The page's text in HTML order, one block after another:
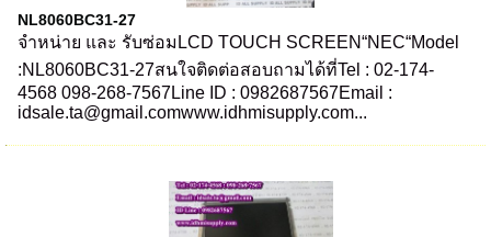
NL8060BC31-27
จำหน่าย และ รับซ่อมLCD TOUCH SCREEN“NEC“Model
:NL8060BC31-27สนใจติดต่อสอบถามได้ที่Tel : 02-174-
4568 098-268-7567Line ID : 0982687567Email :
idsale.ta@gmail.comwww.idhmisupply.com...